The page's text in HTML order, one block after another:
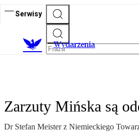
Serwisy
Wydarzenia
Zarzuty Mińska są
Dr Stefan Meister z Niemieckiego